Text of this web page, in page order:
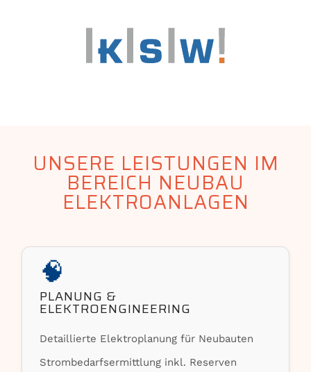
UNSERE LEISTUNGEN IM
BEREICH NEUBAU
ELEKTROANLAGEN
🧠
PLANUNG &
ELEKTROENGINEERING
Detaillierte Elektroplanung für Neubauten
Strombedarfsermittlung inkl. Reserven